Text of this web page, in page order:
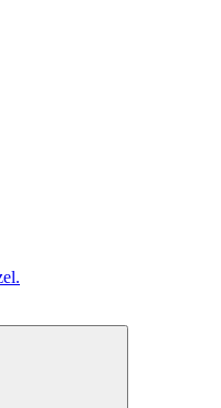
новинок популярных